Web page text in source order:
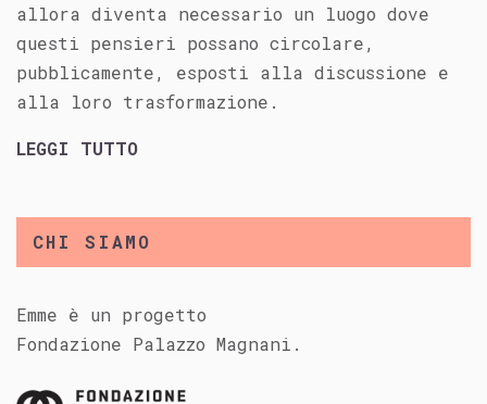
allora diventa necessario un luogo dove
questi pensieri possano circolare,
pubblicamente, esposti alla discussione e
alla loro trasformazione.
LEGGI TUTTO
CHI SIAMO
Emme è un progetto
Fondazione Palazzo Magnani.